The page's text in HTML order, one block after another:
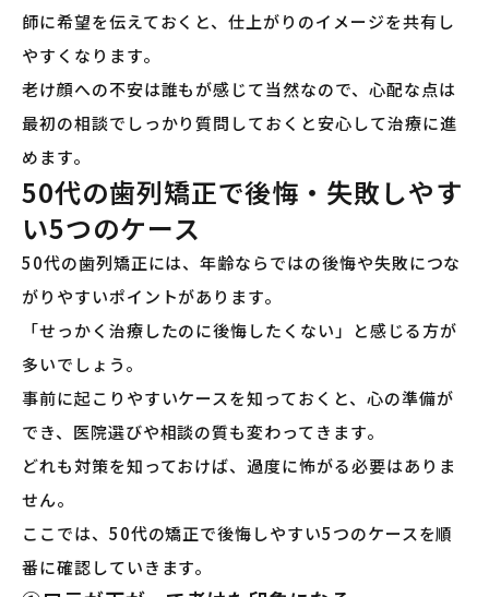
師に希望を伝えておくと、仕上がりのイメージを共有し
やすくなります。
老け顔への不安は誰もが感じて当然なので、心配な点は
最初の相談でしっかり質問しておくと安心して治療に進
めます。
50代の歯列矯正で後悔・失敗しやす
い5つのケース
50代の歯列矯正には、年齢ならではの後悔や失敗につな
がりやすいポイントがあります。
「せっかく治療したのに後悔したくない」と感じる方が
多いでしょう。
事前に起こりやすいケースを知っておくと、心の準備が
でき、医院選びや相談の質も変わってきます。
どれも対策を知っておけば、過度に怖がる必要はありま
せん。
ここでは、50代の矯正で後悔しやすい5つのケースを順
番に確認していきます。